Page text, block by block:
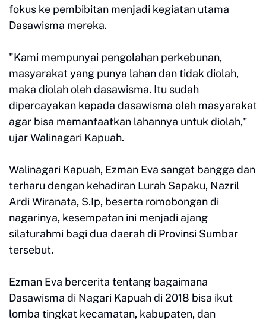
fokus ke pembibitan menjadi kegiatan utama
Dasawisma mereka.
"Kami mempunyai pengolahan perkebunan,
masyarakat yang punya lahan dan tidak diolah,
maka diolah oleh dasawisma. Itu sudah
dipercayakan kepada dasawisma oleh masyarakat
agar bisa memanfaatkan lahannya untuk diolah,"
ujar Walinagari Kapuah.
Walinagari Kapuah, Ezman Eva sangat bangga dan
terharu dengan kehadiran Lurah Sapaku, Nazril
Ardi Wiranata, S.Ip, beserta romobongan di
nagarinya, kesempatan ini menjadi ajang
silaturahmi bagi dua daerah di Provinsi Sumbar
tersebut.
Ezman Eva bercerita tentang bagaimana
Dasawisma di Nagari Kapuah di 2018 bisa ikut
lomba tingkat kecamatan, kabupaten, dan